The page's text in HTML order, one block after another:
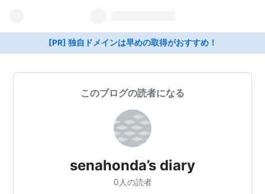
[PR] 独自ドメインは早めの取得がおすすめ！
このブログの読者になる
senahonda’s diary
0人の読者